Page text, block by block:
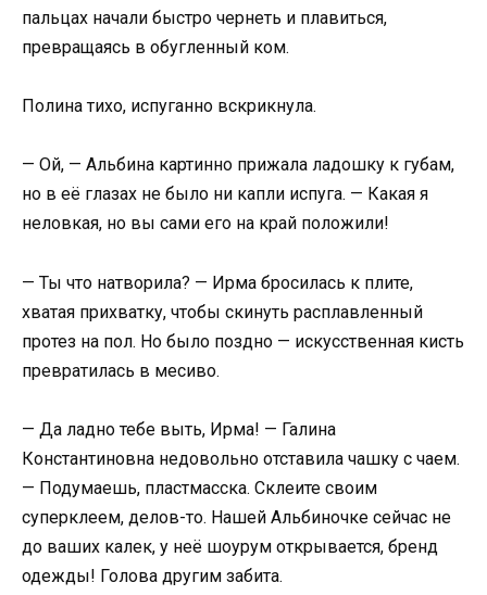
пальцах начали быстро чернеть и плавиться,
превращаясь в обугленный ком.
Полина тихо, испуганно вскрикнула.
— Ой, — Альбина картинно прижала ладошку к губам,
но в её глазах не было ни капли испуга. — Какая я
неловкая, но вы сами его на край положили!
— Ты что натворила? — Ирма бросилась к плите,
хватая прихватку, чтобы скинуть расплавленный
протез на пол. Но было поздно — искусственная кисть
превратилась в месиво.
— Да ладно тебе выть, Ирма! — Галина
Константиновна недовольно отставила чашку с чаем.
— Подумаешь, пластмасска. Склеите своим
суперклеем, делов-то. Нашей Альбиночке сейчас не
до ваших калек, у неё шоурум открывается, бренд
одежды! Голова другим забита.